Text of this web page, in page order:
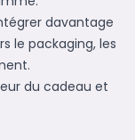
davantage
le packaging, les
du cadeau et